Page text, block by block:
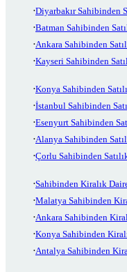
Diyarbakır Sahibinden
Batman Sahibinden
Ankara Sahibinden
Kayseri Sahibinden
Konya Sahibinden
İstanbul Sahibinden
Esenyurt Sahibinden
Alanya Sahibinden
Çorlu Sahibinden
Sahibinden Kiralık
Malatya Sahibinden
Ankara Sahibinden
Konya Sahibinden
Antalya Sahibinden